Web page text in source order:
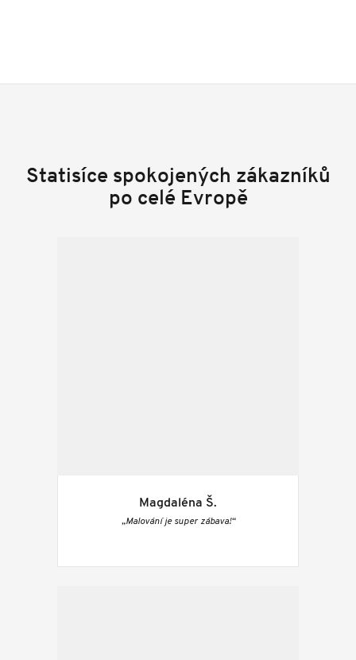
Statisíce spokojených zákazníků
po celé Evropě
Magdaléna Š.
„Malování je super zábava!“